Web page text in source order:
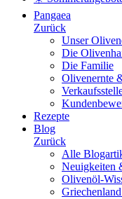
Pangaea
Zurück
Unser
Die
Die Familie
Olivenernte
Rezepte
Blog
Zurück
Alle
Neuigkeiten
Olivenöl-